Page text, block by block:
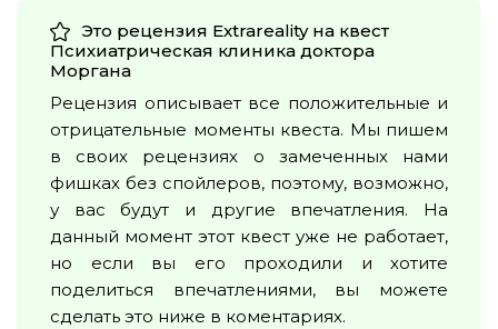
Это рецензия Extrareality на квест
Психиатрическая клиника доктора
Моргана
Рецензия описывает все положительные и
отрицательные моменты квеста. Мы пишем
в своих рецензиях о замеченных нами
фишках без спойлеров, поэтому, возможно,
у вас будут и другие впечатления. На
данный момент этот квест уже не работает,
но если вы его проходили и хотите
поделиться впечатлениями, вы можете
сделать это ниже в коментариях.